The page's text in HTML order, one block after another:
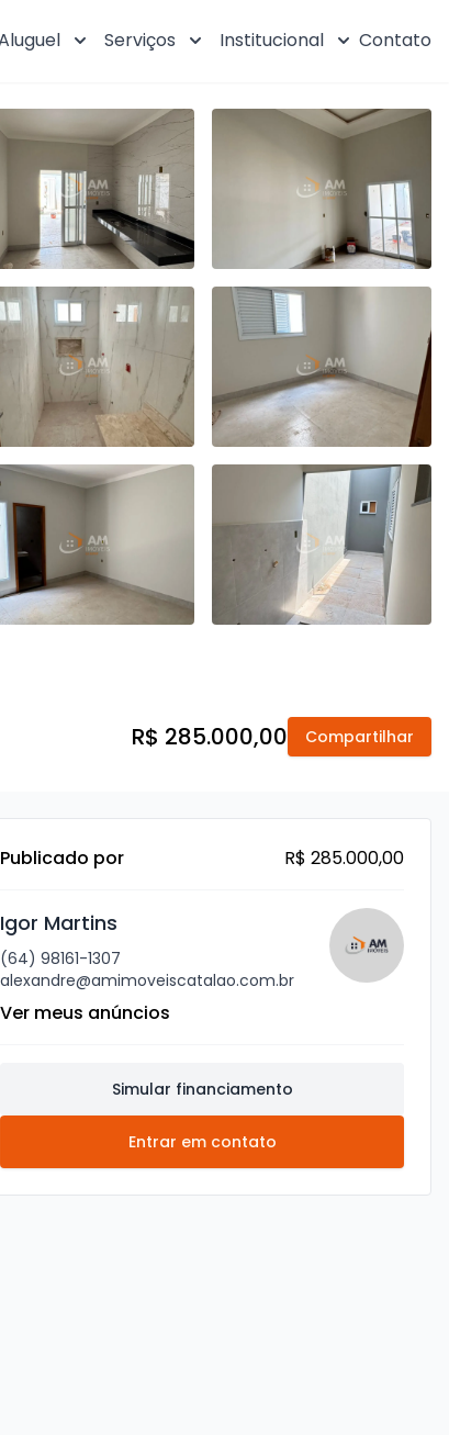
Serviços Institucional Contato
R$ 285.000,00 Compartilhar
Publicado por R$ 285.000,00
Igor Martins
(64) 98161-1307
alexandre@amimoveiscatalao.com.br
Ver meus anúncios
Simular financiamento
Entrar em contato